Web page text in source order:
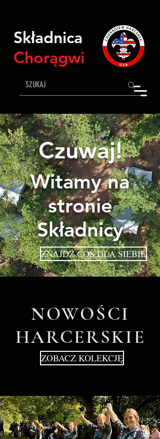
Składnica
Chorągwi
Czuwaj!
Witamy na
stronie
Składnicy
ZNAJDŹ COŚ DLA SIEBIE
NOWOŚCI
HARCERSKIE
ZOBACZ KOLEKCJĘ